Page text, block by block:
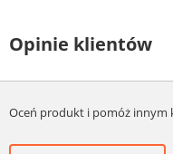
Opinie klientów
Oceń produkt i pomóż innym